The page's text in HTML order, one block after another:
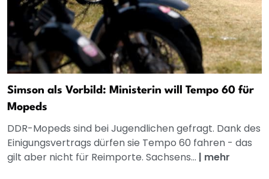
Simson als Vorbild: Ministerin will Tempo 60 für
Mopeds
DDR-Mopeds sind bei Jugendlichen gefragt. Dank des
Einigungsvertrags dürfen sie Tempo 60 fahren - das
gilt aber nicht für Reimporte. Sachsens... | mehr